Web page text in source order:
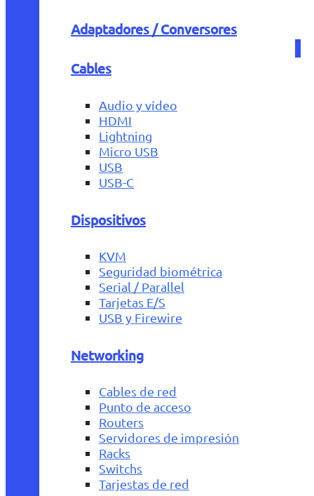
Adaptadores / Conversores
Cables
Audio y vídeo
HDMI
Lightning
Micro USB
USB
USB-C
Dispositivos
KVM
Seguridad biométrica
Serial / Parallel
Tarjetas E/S
USB y Firewire
Networking
Cables de red
Punto de acceso
Routers
Servidores de impresión
Racks
Switchs
Tarjestas de red